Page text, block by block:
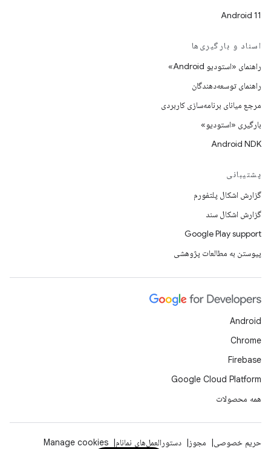
Android 11
اسناد و بارگیری‌ها
راهنمای «استودیو Android»
راهنمای توسعه‌دهندگان
مرجع میانای برنامه‌سازی کاربردی
بارگیری «استودیو»
Android NDK
پشتیبانی
گزارش اشکال پلتفورم
گزارش اشکال سند
Google Play support
پیوستن به مطالعات پژوهشی
Android
Chrome
Firebase
Google Cloud Platform
همه محصولات
حریم خصوصی مجوز دستورالعمل‌های نمانام Manage cookies